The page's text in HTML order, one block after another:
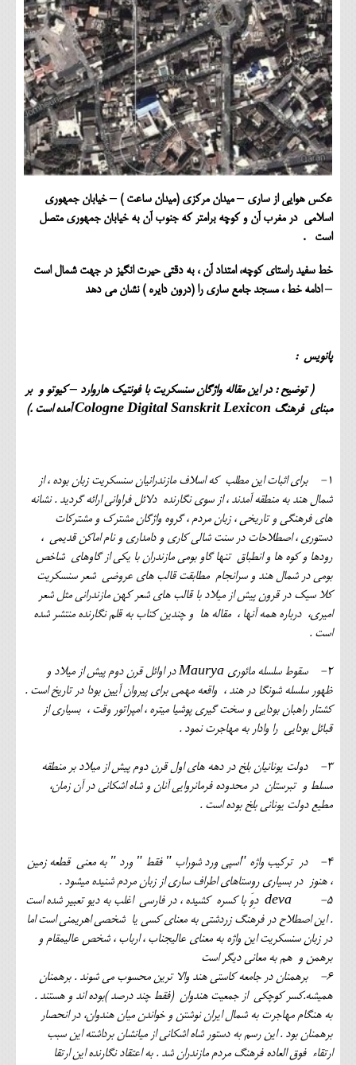
عکس هوایی از ساری – میدان مرکزی (میدان ساعت ) – خیابان جمهوری
اسلامی در مغرب آن و کوچه برامتر که جنوب آن به خیابان جمهوری متصل
است .
خط سفید راستای کوچه، امتداد آن ، به دقتی حیرت انگیز در جهت شمال است
– ادامه خط ، مسجد جامع ساری را (درون دایره ) نشان می دهد
پانویس :
( توضیح : در این مقاله واژگان سنسکریت با فونتیک هاروارد – کیوتو و بر
مبنای فرهنگ Cologne Digital Sanskrit Lexiconآمده است .)
1- برای اثبات این مطلب که اسلاف مازندرانیان سنسکریت زبان بوده ، از
شمال هند به منطقه آمدند ، از سوی نگارنده دلائل فراوانی ارائه گردید . نشانه
های فرهنگی و تاریخی ، زبان مردم ، گروه واژگان مشترک و مشترکات
دستوری ، اصطلاحات در سنت شالی کاری و دامداری و نام اماکن قدیمی ،
رودها و کوه ها و انطباق تنها گاو بومی مازندران با یکی از گاوهای شاخص
بومی در شمال هند و سرانجام مطابقت قالب های عروضی شعر سنسکریت
کلا سیک در قرون پیش از میلاد با قالب های شعر کهن مازندرانی مثل شعر
امیری، درباره همه آنها ، مقاله ها و چندین کتاب به قلم نگارنده منتشر شده
است .
2- سقوط سلسله مائوری Maurya در اوائل قرن دوم پیش از میلاد و
ظهور سلسله شونگا در هند ، واقعه مهمی برای پیروان آیین بودا در تاریخ است .
کشتار راهبان بودایی و سخت گیری پوشیا میتره ، امپراتور وقت ، بسیاری از
قبائل بودایی را وادار به مهاجرت نمود .
3- دولت یونانیان بلخ در دهه های اول قرن دوم پیش از میلاد بر منطقه
مسلط و تبرستان در محدوده فرمانروایی آنان و شاه اشکانی در آن زمان،
مطیع دولت یونانی بلخ بوده است .
4- در ترکیب واژه "اسپی ورد شوراب " فقط " ورد " به معنی قطعه زمین
، هنوز در بسیاری روستاهای اطراف ساری از زبان مردم شنیده میشود .
5- deva دِوَ با کسره کشیده ، در فارسی اغلب به دیو تعبیر شده است
. این اصطلاح در فرهنگ زردشتی به معنای کسی یا شخصی اهریمنی است اما
در زبان سنسکریت این واژه به معنای عالیجناب ، ارباب ، شخص عالیمقام و
برهمن و هم به معانی دیگر است
6- برهمنان در جامعه کاستی هند والا ترین محسوب می شوند . برهمنان
همیشه.کسر کوچکی از جمعیت هندوان (فقط چند درصد )بوده اند و هستند .
به هنگام مهاجرت به شمال ایران نوشتن و خواندن میان هندوان، در انحصار
برهمنان بود . این رسم به دستور شاه اشکانی از میانشان برداشته این سبب
ارتقاء فوق العاده فرهنگ مردم مازندران شد . به اعتقاد نگارنده این ارتقا